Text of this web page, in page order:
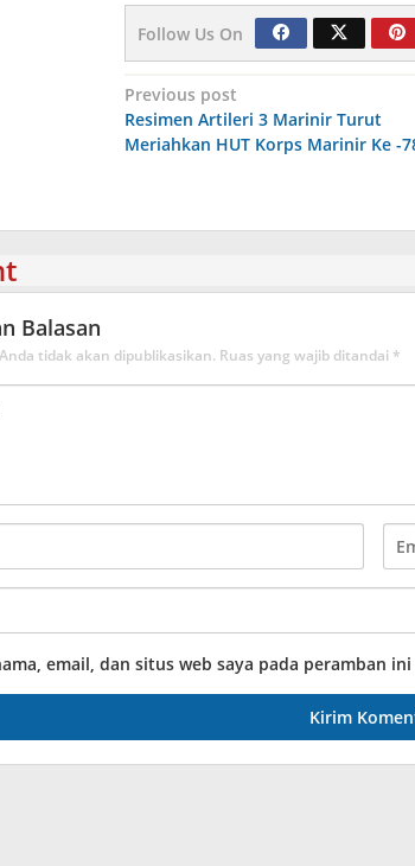
Follow Us On
Navigasi
pos
Previous post
Resimen Artileri 3 Marinir Turut
Meriahkan HUT Korps Marinir Ke -
Balasan
tidak akan dipublikasikan. Ruas yang wajib ditandai *
email, dan situs web saya pada peramban